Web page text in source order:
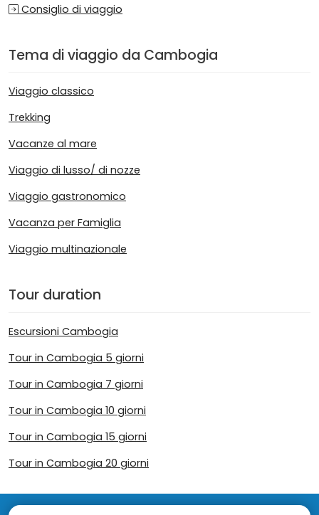
Consiglio di viaggio
Tema di viaggio da Cambogia
Viaggio classico
Trekking
Vacanze al mare
Viaggio di lusso/ di nozze
Viaggio gastronomico
Vacanza per Famiglia
Viaggio multinazionale
Tour duration
Escursioni Cambogia
Tour in Cambogia 5 giorni
Tour in Cambogia 7 giorni
Tour in Cambogia 10 giorni
Tour in Cambogia 15 giorni
Tour in Cambogia 20 giorni